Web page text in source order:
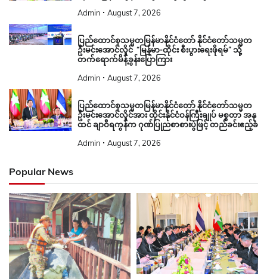
Admin August 7, 2026
ပြည်ထောင်စုသမ္မတမြန်မာနိုင်ငံတော် နိုင်ငံတော်သမ္မတ
ဦးမင်းအောင်လှိုင် “မြန်မာ-ထိုင်း စီးပွားရေးဖိုရမ်” သို့
တက်ရောက်မိန့်ခွန်းပြောကြား
Admin August 7, 2026
ပြည်ထောင်စုသမ္မတမြန်မာနိုင်ငံတော် နိုင်ငံတော်သမ္မတ
ဦးမင်းအောင်လှိုင်အား ထိုင်းနိုင်ငံဝန်ကြီးချုပ် မစ္စတာ အနု
ထင် ချာဝီရကွန်က ဂုဏ်ပြုညစာစားပွဲဖြင့် တည်ခင်းဧည့်ခံ
Admin August 7, 2026
Popular News